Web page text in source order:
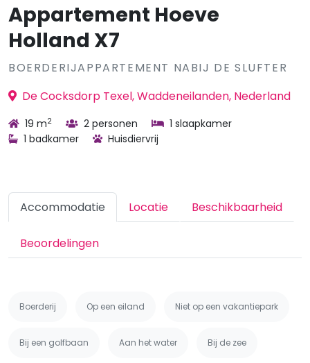
Appartement Hoeve
Holland X7
BOERDERIJAPPARTEMENT NABIJ DE SLUFTER
De Cocksdorp Texel, Waddeneilanden, Nederland
19 m2 2 personen
1 slaapkamer
1 badkamer
Huisdiervrij
Accommodatie Locatie Beschikbaarheid
Beoordelingen
Boerderij Op een eiland Niet op een vakantiepark
Bij een golfbaan Aan het water Bij de zee